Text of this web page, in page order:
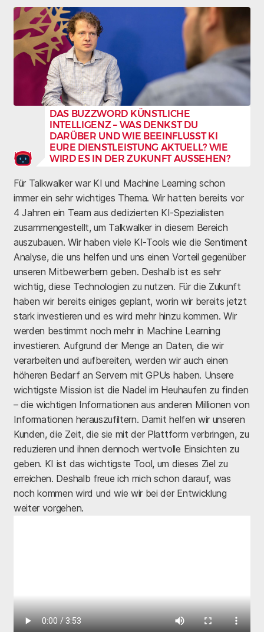
DAS BUZZWORD KÜNSTLICHE
INTELLIGENZ – WAS DENKST DU
DARÜBER UND WIE BEEINFLUSST KI
EURE DIENSTLEISTUNG AKTUELL? WIE
WIRD ES IN DER ZUKUNFT AUSSEHEN?
Für Talkwalker war KI und Machine Learning schon
immer ein sehr wichtiges Thema. Wir hatten bereits vor
4 Jahren ein Team aus dedizierten KI-Spezialisten
zusammengestellt, um Talkwalker in diesem Bereich
auszubauen. Wir haben viele KI-Tools wie die Sentiment
Analyse, die uns helfen und uns einen Vorteil gegenüber
unseren Mitbewerbern geben. Deshalb ist es sehr
wichtig, diese Technologien zu nutzen. Für die Zukunft
haben wir bereits einiges geplant, worin wir bereits jetzt
stark investieren und es wird mehr hinzu kommen. Wir
werden bestimmt noch mehr in Machine Learning
investieren. Aufgrund der Menge an Daten, die wir
verarbeiten und aufbereiten, werden wir auch einen
höheren Bedarf an Servern mit GPUs haben. Unsere
wichtigste Mission ist die Nadel im Heuhaufen zu finden
– die wichtigen Informationen aus anderen Millionen von
Informationen herauszufiltern. Damit helfen wir unseren
Kunden, die Zeit, die sie mit der Plattform verbringen, zu
reduzieren und ihnen dennoch wertvolle Einsichten zu
geben. KI ist das wichtigste Tool, um dieses Ziel zu
erreichen. Deshalb freue ich mich schon darauf, was
noch kommen wird und wie wir bei der Entwicklung
weiter vorgehen.